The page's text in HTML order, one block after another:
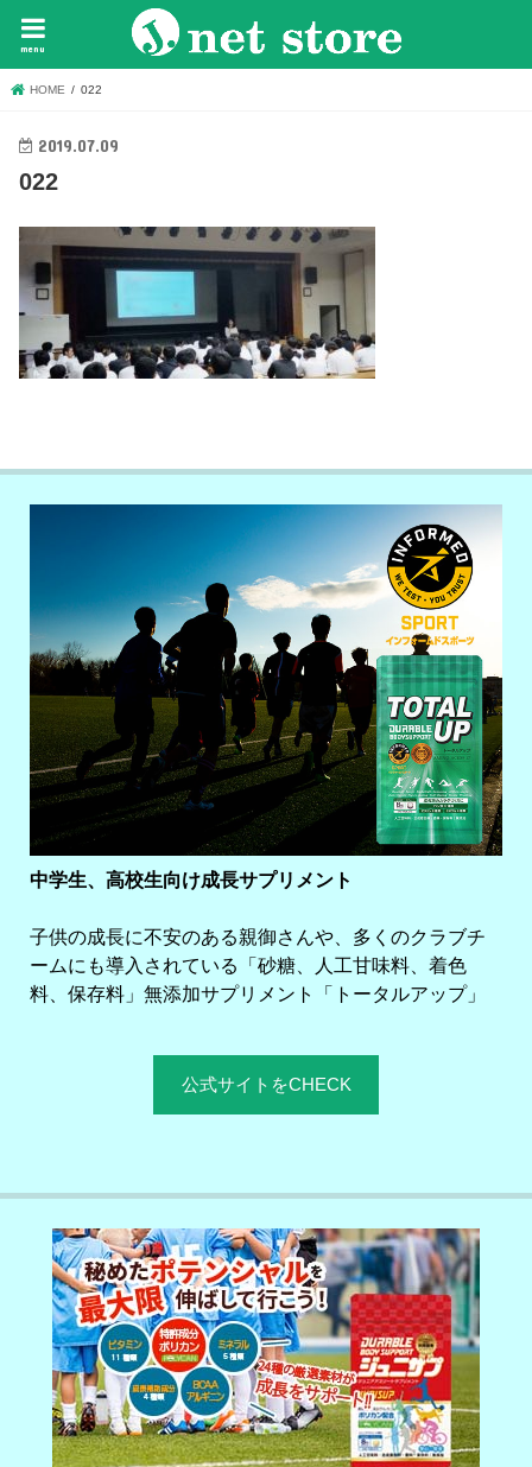
menu
HOME 022
2019.07.09
022
中学生、高校生向け成長サプリメント
子供の成長に不安のある親御さんや、多くのクラブチ
ームにも導入されている「砂糖、人工甘味料、着色
料、保存料」無添加サプリメント「トータルアップ」
公式サイトをCHECK